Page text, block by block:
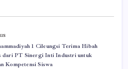
1 Cileungsi Terima Hibah
dari PT Sinergi Inti Industri untuk
Kompetensi Siswa